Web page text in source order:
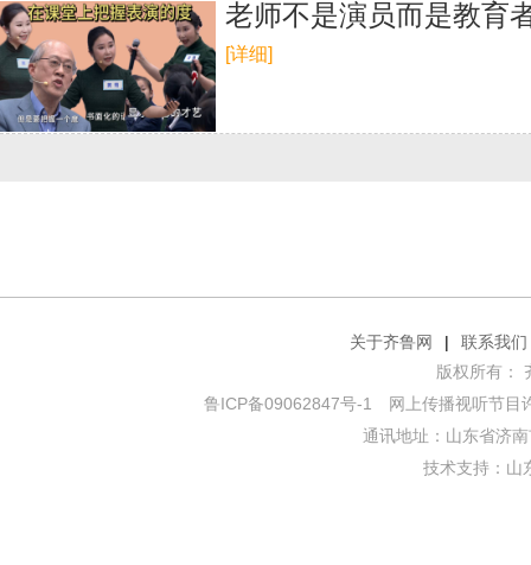
老师不是演员而是教育
[详细]
关于齐鲁网 |
联系我们
版权所有：
鲁ICP备09062847号-1 网上传播视听节目
通讯地址：山东省济
技术支持： 山